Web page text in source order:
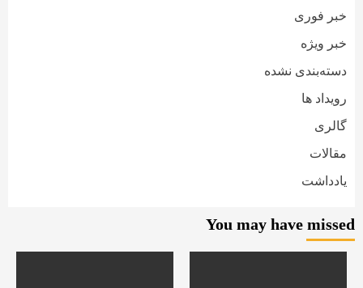
خبر فوری
خبر ویژه
دسته‌بندی نشده
رویداد ها
گالری
مقالات
یادداشت
You may have missed